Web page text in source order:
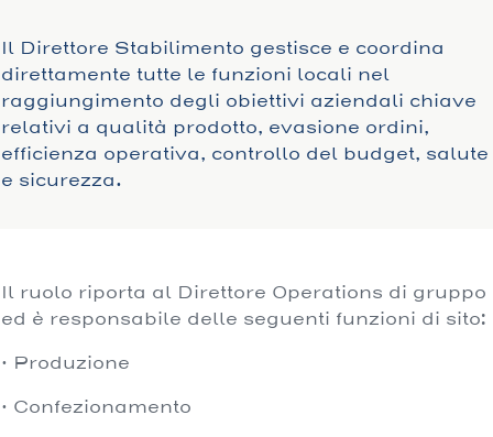
Il Direttore Stabilimento gestisce e coordina
direttamente tutte le funzioni locali nel
raggiungimento degli obiettivi aziendali chiave
relativi a qualità prodotto, evasione ordini,
efficienza operativa, controllo del budget, salute
e sicurezza.
Il ruolo riporta al Direttore Operations di gruppo
ed è responsabile delle seguenti funzioni di sito:
· Produzione
· Confezionamento